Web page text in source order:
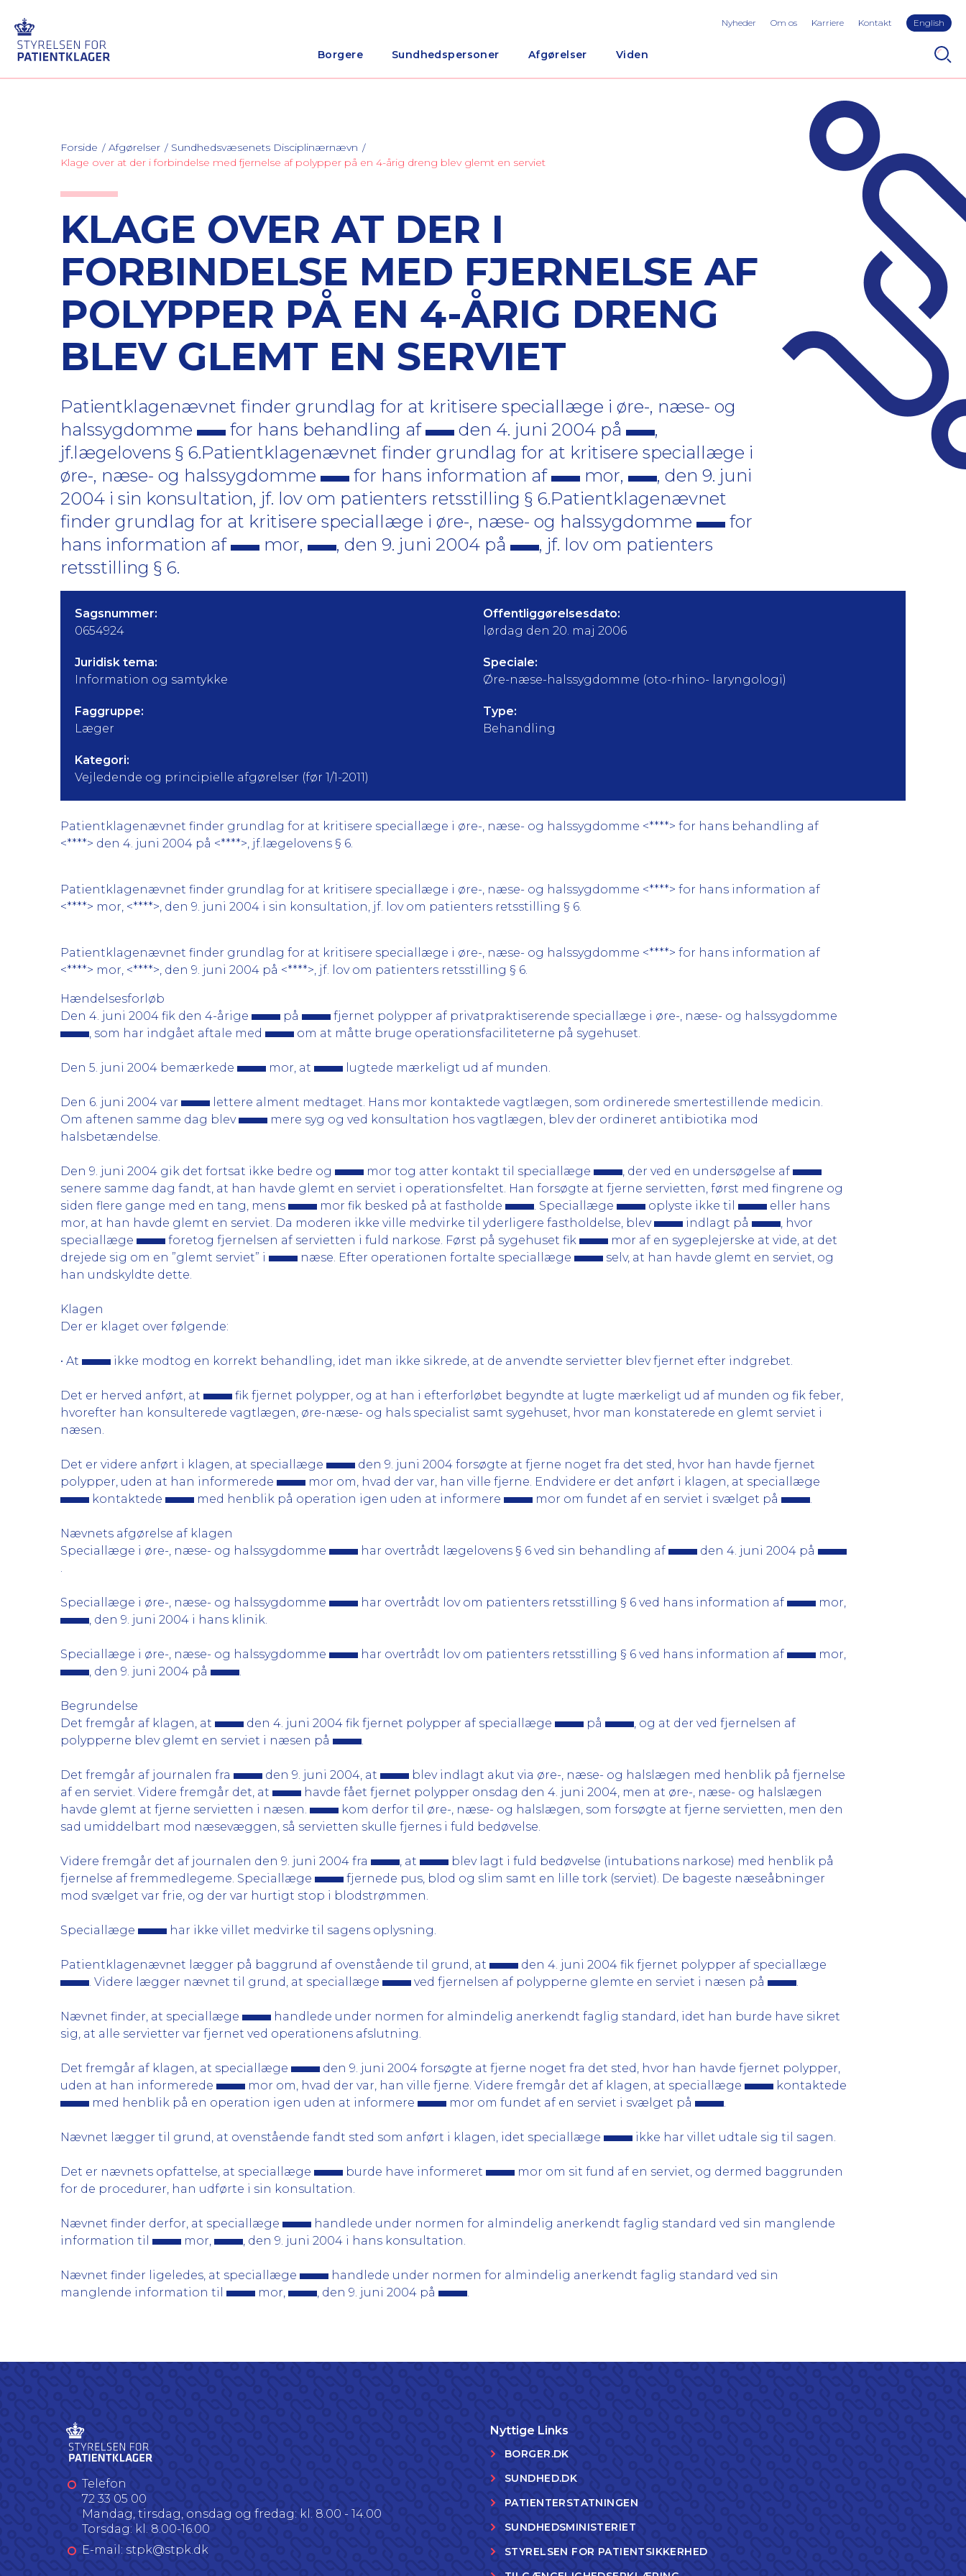
Borgere Sundhedspersoner Afgørelser Viden
Nyheder Om os Karriere Kontakt English
Forside Afgørelser
Sundhedsvæsenets Disciplinærnævn
Klage over at der i forbindelse med fjernelse af polypper på en 4-årig dreng blev glemt en serviet
KLAGE OVER AT DER I
FORBINDELSE MED FJERNELSE AF
POLYPPER PÅ EN 4-ÅRIG DRENG
BLEV GLEMT EN SERVIET
Patientklagenævnet finder grundlag for at kritisere speciallæge i øre-, næse- og
halssygdomme
for hans behandling af den 4. juni 2004 på
,
jf.lægelovens § 6.Patientklagenævnet finder grundlag for at kritisere speciallæge i
øre-, næse- og halssygdomme
for hans information af mor,
, den 9. juni
2004 i sin konsultation, jf. lov om patienters retsstilling § 6.Patientklagenævnet
finder grundlag for at kritisere speciallæge i øre-, næse- og halssygdomme
for
hans information af
mor, , den 9. juni 2004 på
, jf. lov om patienters
retsstilling § 6.
Sagsnummer:
0654924
Offentliggørelsesdato:
lørdag den 20. maj 2006
Juridisk tema:
Information og samtykke
Speciale:
Øre-næse-halssygdomme (oto-rhino- laryngologi)
Faggruppe:
Læger
Type:
Behandling
Kategori:
Vejledende og principielle afgørelser (før 1/1-2011)
Patientklagenævnet finder grundlag for at kritisere speciallæge i øre-, næse- og halssygdomme <****> for hans behandling af
<****> den 4. juni 2004 på <****>, jf.lægelovens § 6.
Patientklagenævnet finder grundlag for at kritisere speciallæge i øre-, næse- og halssygdomme <****> for hans information af
<****> mor, <****>, den 9. juni 2004 i sin konsultation, jf. lov om patienters retsstilling § 6.
Patientklagenævnet finder grundlag for at kritisere speciallæge i øre-, næse- og halssygdomme <****> for hans information af
<****> mor, <****>, den 9. juni 2004 på <****>, jf. lov om patienters retsstilling § 6.
Hændelsesforløb
Den 4. juni 2004 fik den 4-årige
på
fjernet polypper af privatpraktiserende speciallæge i øre-, næse- og halssygdomme
, som har indgået aftale med
om at måtte bruge operationsfaciliteterne på sygehuset.
Den 5. juni 2004 bemærkede mor, at lugtede mærkeligt ud af munden.
Den 6. juni 2004 var
lettere alment medtaget. Hans mor kontaktede vagtlægen, som ordinerede smertestillende medicin.
Om aftenen samme dag blev
mere syg og ved konsultation hos vagtlægen, blev der ordineret antibiotika mod
halsbetændelse.
Den 9. juni 2004 gik det fortsat ikke bedre og mor tog atter kontakt til speciallæge
, der ved en undersøgelse af
senere samme dag fandt, at han havde glemt en serviet i operationsfeltet. Han forsøgte at fjerne servietten, først med fingrene og
siden flere gange med en tang, mens
mor fik besked på at fastholde . Speciallæge oplyste ikke til
eller hans
mor, at han havde glemt en serviet. Da moderen ikke ville medvirke til yderligere fastholdelse, blev
indlagt på
, hvor
speciallæge
foretog fjernelsen af servietten i fuld narkose. Først på sygehuset fik
mor af en sygeplejerske at vide, at det
drejede sig om en ”glemt serviet” i
næse. Efter operationen fortalte speciallæge
selv, at han havde glemt en serviet, og
han undskyldte dette.
Klagen
Der er klaget over følgende:
• At ikke modtog en korrekt behandling, idet man ikke sikrede, at de anvendte servietter blev fjernet efter indgrebet.
Det er herved anført, at
fik fjernet polypper, og at han i efterforløbet begyndte at lugte mærkeligt ud af munden og fik feber,
hvorefter han konsulterede vagtlægen, øre-næse- og hals specialist samt sygehuset, hvor man konstaterede en glemt serviet i
næsen.
Det er videre anført i klagen, at speciallæge
den 9. juni 2004 forsøgte at fjerne noget fra det sted, hvor han havde fjernet
polypper, uden at han informerede
mor om, hvad der var, han ville fjerne. Endvidere er det anført i klagen, at speciallæge
kontaktede
med henblik på operation igen uden at informere mor om fundet af en serviet i svælget på .
Nævnets afgørelse af klagen
Speciallæge i øre-, næse- og halssygdomme
har overtrådt lægelovens § 6 ved sin behandling af
den 4. juni 2004 på
.
Speciallæge i øre-, næse- og halssygdomme har overtrådt lov om patienters retsstilling § 6 ved hans information af
mor,
, den 9. juni 2004 i hans klinik.
Speciallæge i øre-, næse- og halssygdomme har overtrådt lov om patienters retsstilling § 6 ved hans information af
mor,
, den 9. juni 2004 på
.
Begrundelse
Det fremgår af klagen, at
den 4. juni 2004 fik fjernet polypper af speciallæge på
, og at der ved fjernelsen af
polypperne blev glemt en serviet i næsen på
.
Det fremgår af journalen fra den 9. juni 2004, at
blev indlagt akut via øre-, næse- og halslægen med henblik på fjernelse
af en serviet. Videre fremgår det, at
havde fået fjernet polypper onsdag den 4. juni 2004, men at øre-, næse- og halslægen
havde glemt at fjerne servietten i næsen.
kom derfor til øre-, næse- og halslægen, som forsøgte at fjerne servietten, men den
sad umiddelbart mod næsevæggen, så servietten skulle fjernes i fuld bedøvelse.
Videre fremgår det af journalen den 9. juni 2004 fra , at
blev lagt i fuld bedøvelse (intubations narkose) med henblik på
fjernelse af fremmedlegeme. Speciallæge
fjernede pus, blod og slim samt en lille tork (serviet). De bageste næseåbninger
mod svælget var frie, og der var hurtigt stop i blodstrømmen.
Speciallæge har ikke villet medvirke til sagens oplysning.
Patientklagenævnet lægger på baggrund af ovenstående til grund, at
den 4. juni 2004 fik fjernet polypper af speciallæge
. Videre lægger nævnet til grund, at speciallæge
ved fjernelsen af polypperne glemte en serviet i næsen på .
Nævnet finder, at speciallæge
handlede under normen for almindelig anerkendt faglig standard, idet han burde have sikret
sig, at alle servietter var fjernet ved operationens afslutning.
Det fremgår af klagen, at speciallæge
den 9. juni 2004 forsøgte at fjerne noget fra det sted, hvor han havde fjernet polypper,
uden at han informerede
mor om, hvad der var, han ville fjerne. Videre fremgår det af klagen, at speciallæge
kontaktede
med henblik på en operation igen uden at informere
mor om fundet af en serviet i svælget på .
Nævnet lægger til grund, at ovenstående fandt sted som anført i klagen, idet speciallæge ikke har villet udtale sig til sagen.
Det er nævnets opfattelse, at speciallæge burde have informeret
mor om sit fund af en serviet, og dermed baggrunden
for de procedurer, han udførte i sin konsultation.
Nævnet finder derfor, at speciallæge
handlede under normen for almindelig anerkendt faglig standard ved sin manglende
information til
mor, , den 9. juni 2004 i hans konsultation.
Nævnet finder ligeledes, at speciallæge
handlede under normen for almindelig anerkendt faglig standard ved sin
manglende information til
mor, , den 9. juni 2004 på .
Telefon
72 33 05 00
Mandag, tirsdag, onsdag og fredag: kl. 8.00 - 14.00
Torsdag: kl. 8.00-16.00
E-mail: stpk@stpk.dk
Nyttige Links
BORGER.DK
SUNDHED.DK
PATIENTERSTATNINGEN
SUNDHEDSMINISTERIET
STYRELSEN FOR PATIENTSIKKERHED